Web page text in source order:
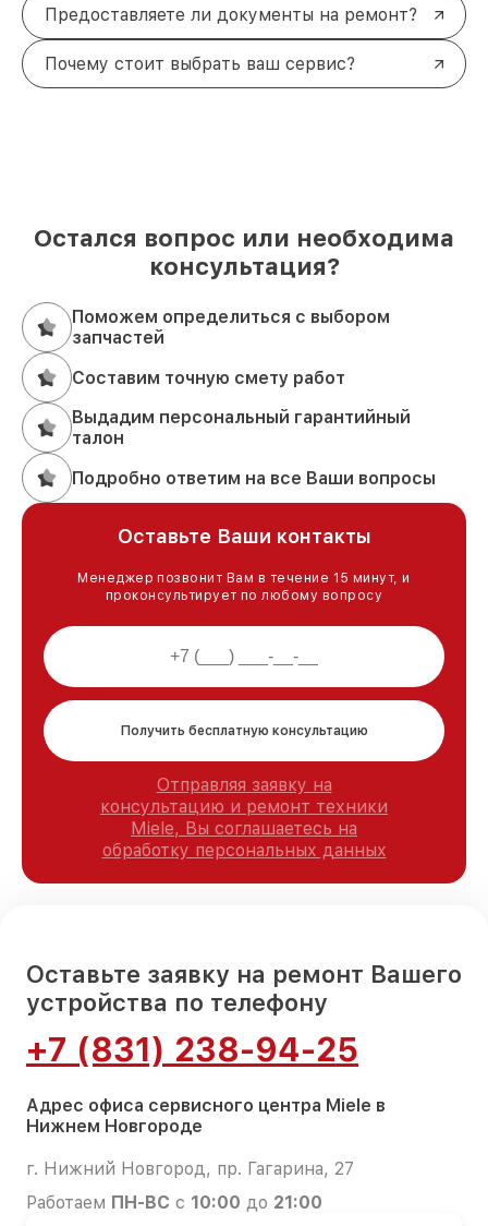
Предоставляете ли документы на ремонт?
Почему стоит выбрать ваш сервис?
Остался вопрос или необходима
консультация?
Поможем определиться с выбором
запчастей
Составим точную смету работ
Выдадим персональный гарантийный
талон
Подробно ответим на все Ваши вопросы
Оставьте Ваши контакты
Менеджер позвонит Вам в течение 15 минут, и
проконсультирует по любому вопросу
Получить бесплатную консультацию
Отправляя заявку на
консультацию и ремонт техники
Miele, Вы соглашаетесь на
обработку персональных данных
Оставьте заявку на ремонт Вашего
устройства по телефону
+7 (831) 238-94-25
Адрес офиса сервисного центра Miele в
Нижнем Новгороде
г. Нижний Новгород, пр. Гагарина, 27
Работаем ПН-ВС с 10:00 до 21:00